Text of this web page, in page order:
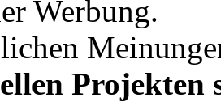
Werbung.
Projekten